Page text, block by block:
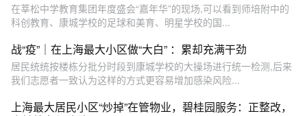
在莘松中学教育集团年度盛会“嘉年华”的现场,可以看到师培附中的
科创教育、康城学校的足球和美育、明星学校的国...
战“疫”｜在上海最大小区做“大白” ：累却充满干劲
居民统统按楼栋分批分时段到康城学校的大操场进行统一检测,后来
我们志愿者一致认为这样的方式更容易增加感染风险...
上海最大居民小区“炒掉”在管物业，碧桂园服务：正整改，